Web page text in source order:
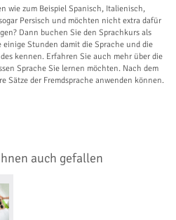
wie zum Beispiel Spanisch, Italienisch,
Persisch und möchten nicht extra dafür
Dann buchen Sie den Sprachkurs als
Stunden damit die Sprache und die
kennen. Erfahren Sie auch mehr über die
Sprache Sie lernen möchten. Nach dem
Sätze der Fremdsprache anwenden können.
auch gefallen